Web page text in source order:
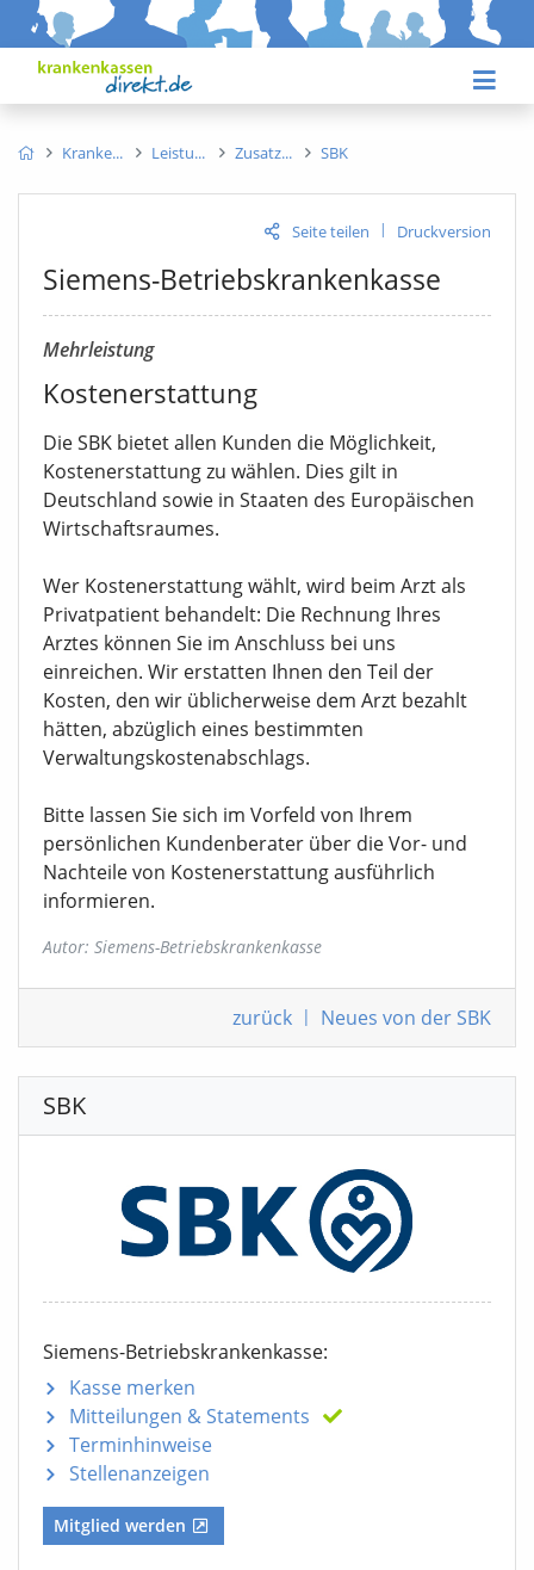
Kranke Leistu Zusatz SBK
Seite teilen | Druckversion
Siemens-Betriebskrankenkasse
Mehrleistung
Kostenerstattung
Die SBK bietet allen Kunden die Möglichkeit,
Kostenerstattung zu wählen. Dies gilt in
Deutschland sowie in Staaten des Europäischen
Wirtschaftsraumes.
Wer Kostenerstattung wählt, wird beim Arzt als
Privatpatient behandelt: Die Rechnung Ihres
Arztes können Sie im Anschluss bei uns
einreichen. Wir erstatten Ihnen den Teil der
Kosten, den wir üblicherweise dem Arzt bezahlt
hätten, abzüglich eines bestimmten
Verwaltungskostenabschlags.
Bitte lassen Sie sich im Vorfeld von Ihrem
persönlichen Kundenberater über die Vor- und
Nachteile von Kostenerstattung ausführlich
informieren.
Autor: Siemens-Betriebskrankenkasse
zurück | Neues von der SBK
SBK
Siemens-Betriebskrankenkasse:
Kasse merken
Mitteilungen & Statements
Terminhinweise
Stellenanzeigen
Mitglied werden